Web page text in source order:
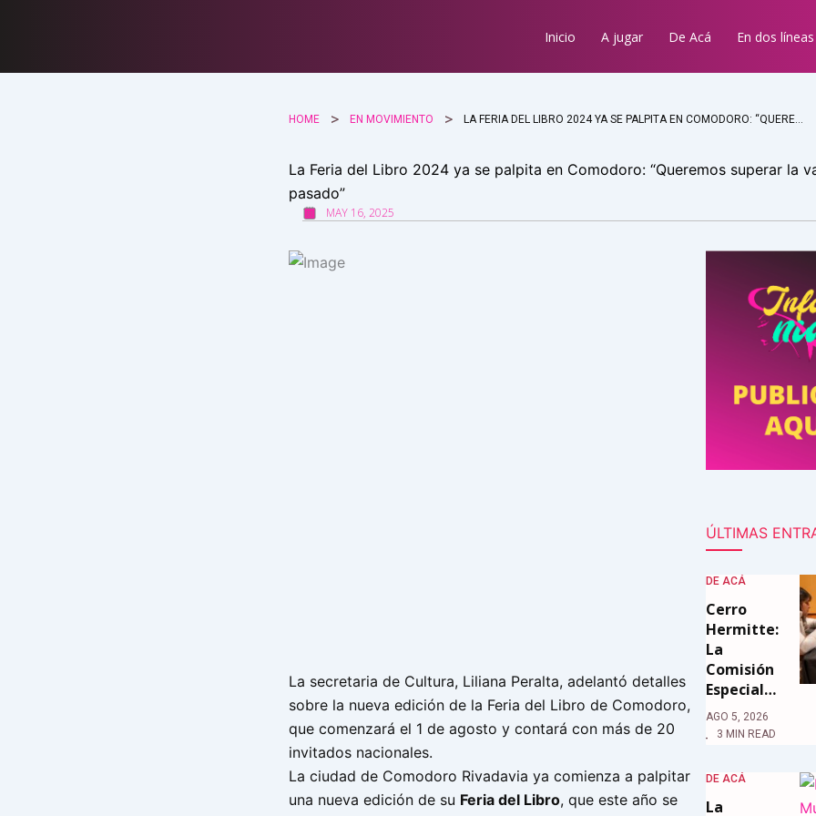
Inicio A jugar De Acá En dos líneas
HOME EN MOVIMIENTO
La Feria del Libro 2024 ya se palpita en Comodoro: “Queremos superar la
pasado”
MAY 16, 2025
La secretaria de Cultura, Liliana Peralta, adelantó detalles
sobre la nueva edición de la Feria del Libro de Comodoro,
que comenzará el 1 de agosto y contará con más de 20
invitados nacionales.
La ciudad de Comodoro Rivadavia ya comienza a palpitar
una nueva edición de su Feria del Libro, que este año se
ÚLTIMAS
DE ACÁ
Cerro
Hermitte:
La
Comisión
Especial…
AGO 5, 2026
3 MIN READ
DE ACÁ
La